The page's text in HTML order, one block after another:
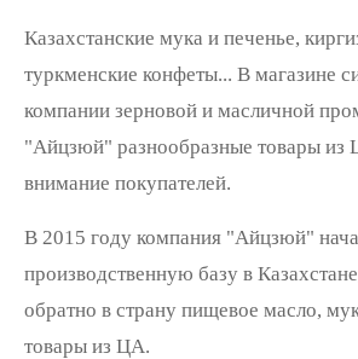
Казахстанские мука и печенье,
туркменские конфеты... В магазине
компании зерновой и масличной
"Айцзюй" разнообразные товары из
внимание покупателей.
В 2015 году компания "Айцзюй"
производственную базу в
обратно в страну пищевое масло,
товары из ЦА.